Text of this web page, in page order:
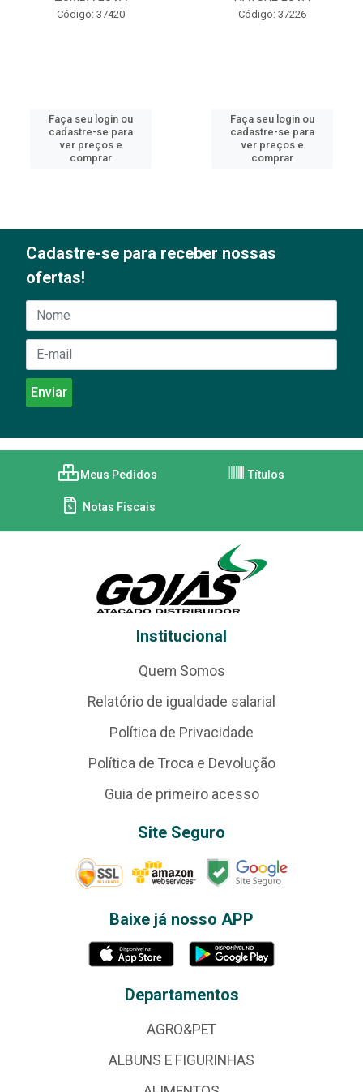
Código: 37420
Faça seu login ou
cadastre-se para
ver preços e
comprar
Código: 37226
Faça seu login ou
cadastre-se para
ver preços e
comprar
Cadastre-se para receber nossas
ofertas!
Meus Pedidos Títulos
Notas Fiscais
Institucional
Quem Somos
Relatório de igualdade salarial
Política de Privacidade
Política de Troca e Devolução
Guia de primeiro acesso
Site Seguro
Baixe já nosso APP
Departamentos
AGRO&PET
ALBUNS E FIGURINHAS